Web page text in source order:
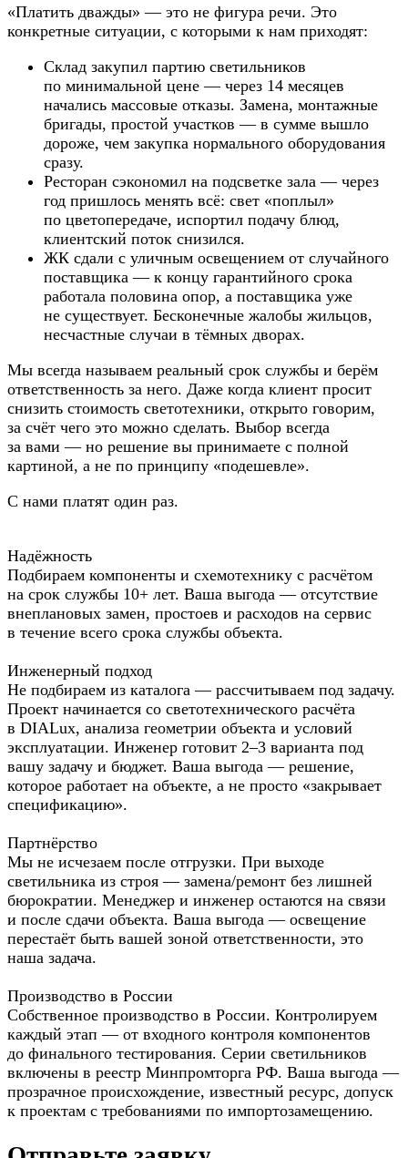
«Платить дважды» — это не фигура речи. Это
конкретные ситуации, с которыми к нам приходят:
Склад закупил партию светильников
по минимальной цене — через 14 месяцев
начались массовые отказы. Замена, монтажные
бригады, простой участков — в сумме вышло
дороже, чем закупка нормального оборудования
сразу.
Ресторан сэкономил на подсветке зала — через
год пришлось менять всё: свет «поплыл»
по цветопередаче, испортил подачу блюд,
клиентский поток снизился.
ЖК сдали с уличным освещением от случайного
поставщика — к концу гарантийного срока
работала половина опор, а поставщика уже
не существует. Бесконечные жалобы жильцов,
несчастные случаи в тёмных дворах.
Мы всегда называем реальный срок службы и берём
ответственность за него. Даже когда клиент просит
снизить стоимость светотехники, открыто говорим,
за счёт чего это можно сделать. Выбор всегда
за вами — но решение вы принимаете с полной
картиной, а не по принципу «подешевле».
С нами платят один раз.
Надёжность
Подбираем компоненты и схемотехнику с расчётом
на срок службы 10+ лет. Ваша выгода — отсутствие
внеплановых замен, простоев и расходов на сервис
в течение всего срока службы объекта.
Инженерный подход
Не подбираем из каталога — рассчитываем под задачу.
Проект начинается со светотехнического расчёта
в DIALux, анализа геометрии объекта и условий
эксплуатации. Инженер готовит 2–3 варианта под
вашу задачу и бюджет. Ваша выгода — решение,
которое работает на объекте, а не просто «закрывает
спецификацию».
Партнёрство
Мы не исчезаем после отгрузки. При выходе
светильника из строя — замена/ремонт без лишней
бюрократии. Менеджер и инженер остаются на связи
и после сдачи объекта. Ваша выгода — освещение
перестаёт быть вашей зоной ответственности, это
наша задача.
Производство в России
Собственное производство в России. Контролируем
каждый этап — от входного контроля компонентов
до финального тестирования. Серии светильников
включены в реестр Минпромторга РФ. Ваша выгода —
прозрачное происхождение, известный ресурс, допуск
к проектам с требованиями по импортозамещению.